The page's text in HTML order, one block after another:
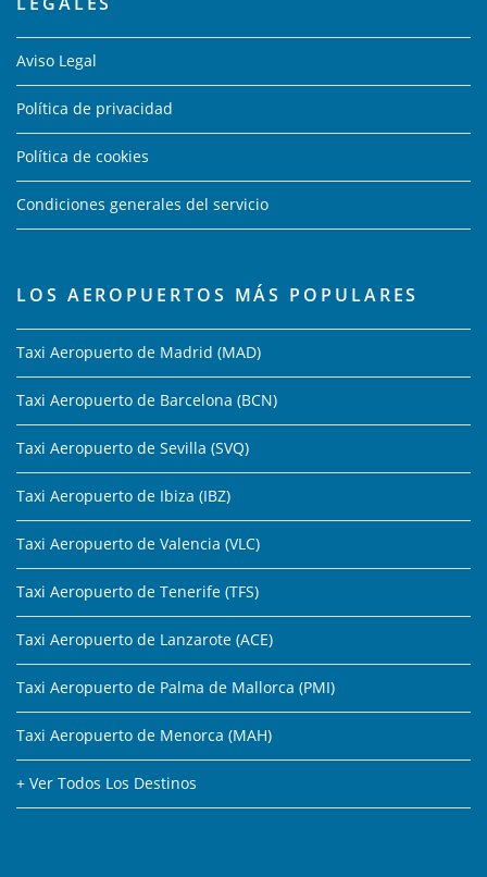
Aviso Legal
Política de privacidad
Política de cookies
Condiciones generales del servicio
LOS AEROPUERTOS MÁS POPULARES
Taxi Aeropuerto de Madrid (MAD)
Taxi Aeropuerto de Barcelona (BCN)
Taxi Aeropuerto de Sevilla (SVQ)
Taxi Aeropuerto de Ibiza (IBZ)
Taxi Aeropuerto de Valencia (VLC)
Taxi Aeropuerto de Tenerife (TFS)
Taxi Aeropuerto de Lanzarote (ACE)
Taxi Aeropuerto de Palma de Mallorca (PMI)
Taxi Aeropuerto de Menorca (MAH)
+ Ver Todos Los Destinos